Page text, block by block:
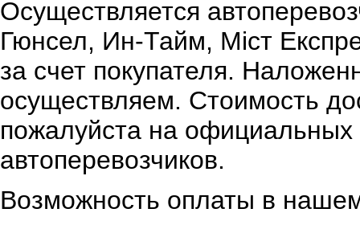
Осуществляется
Гюнсел, Ин-Тайм, Міст
за счет покупателя.
осуществляем. Стоимость
пожалуйста на официальных
автоперевозчиков.
Возможность оплаты в